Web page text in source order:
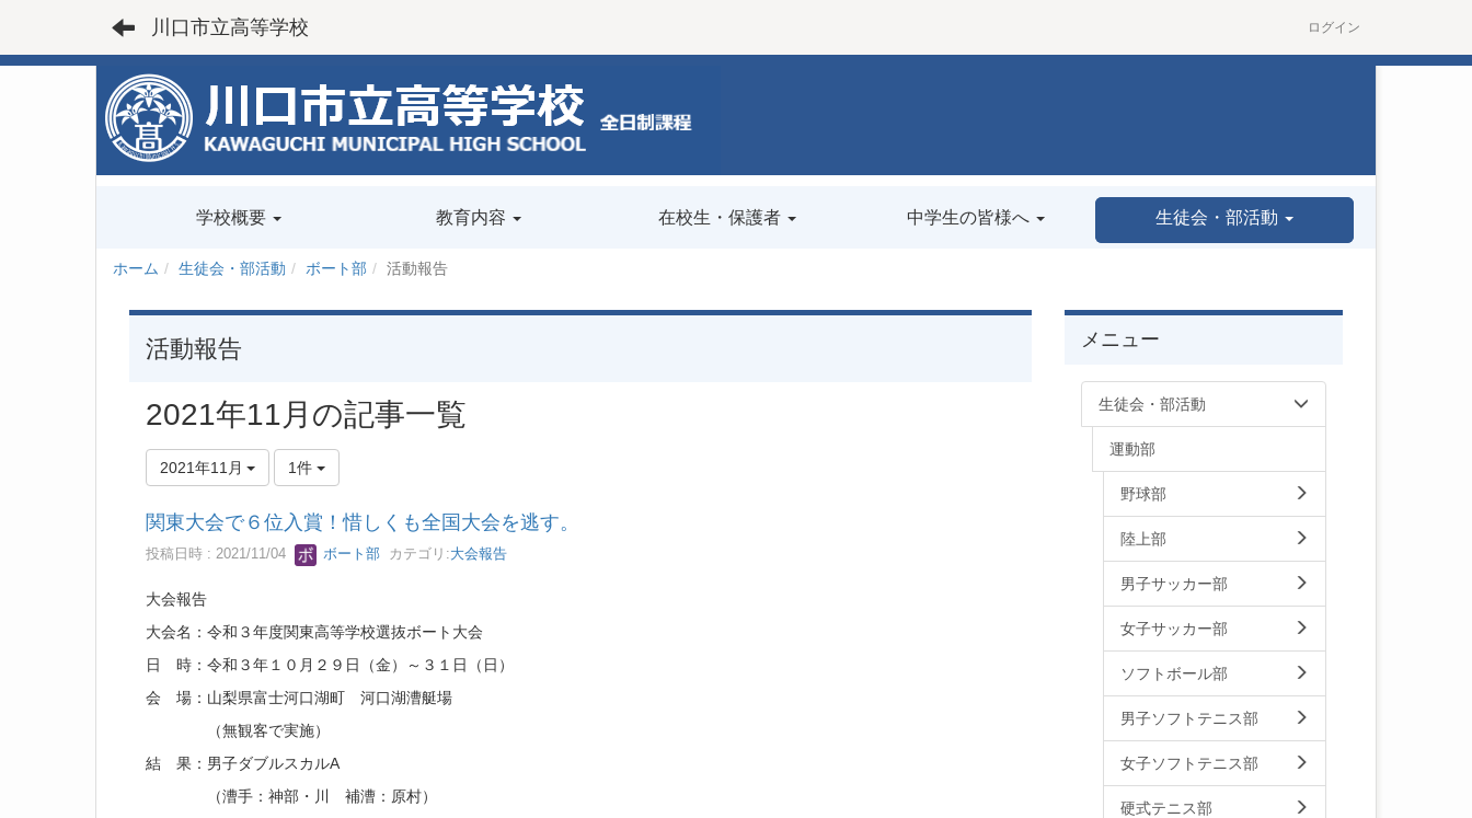
川口市立高等学校 ログイン
学校概要 教育内容 在校生・保護者 中学生の皆様へ 生徒会・部活動
ホーム 生徒会・部活動 ボート部 活動報告
活動報告
2021年11月の記事一覧
2021年11月 1件
関東大会で６位入賞！惜しくも全国大会を逃す。
投稿日時 : 2021/11/04 ボート部 カテゴリ:大会報告
大会報告
大会名：令和３年度関東高等学校選抜ボート大会
日 時：令和３年１０月２９日（金）～３１日（日）
会 場：山梨県富士河口湖町 河口湖漕艇場
（無観客で実施）
結 果：男子ダブルスカルA
（漕手：神部・川 補漕：原村）
メニュー
生徒会・部活動
運動部
野球部
陸上部
男子サッカー部
女子サッカー部
ソフトボール部
男子ソフトテニス部
女子ソフトテニス部
硬式テニス部